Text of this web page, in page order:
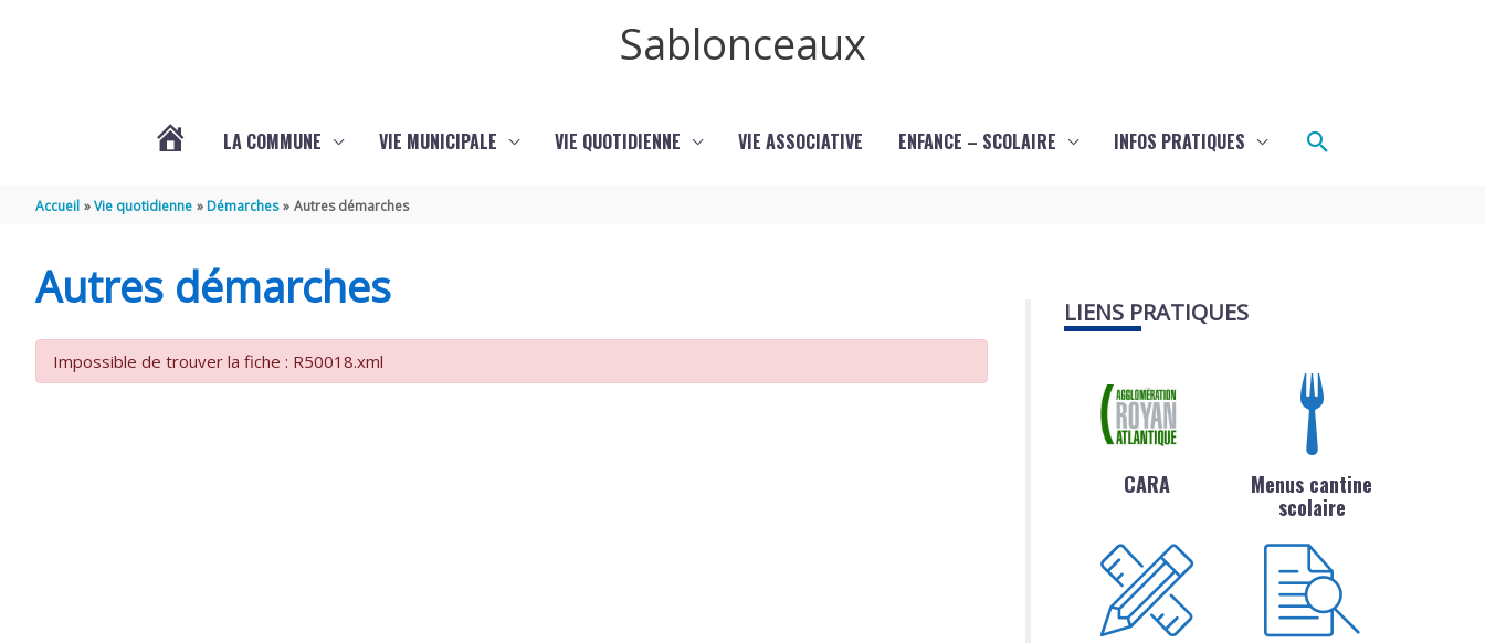
Sablonceaux
LA COMMUNE VIE MUNICIPALE VIE QUOTIDIENNE VIE ASSOCIATIVE ENFANCE – SCOLAIRE INFOS PRATIQUES Rechercher
Accueil Vie quotidienne Démarches Autres démarches
Autres démarches
Impossible de trouver la fiche : R50018.xml
LIENS PRATIQUES
CARA
Menus cantine
scolaire